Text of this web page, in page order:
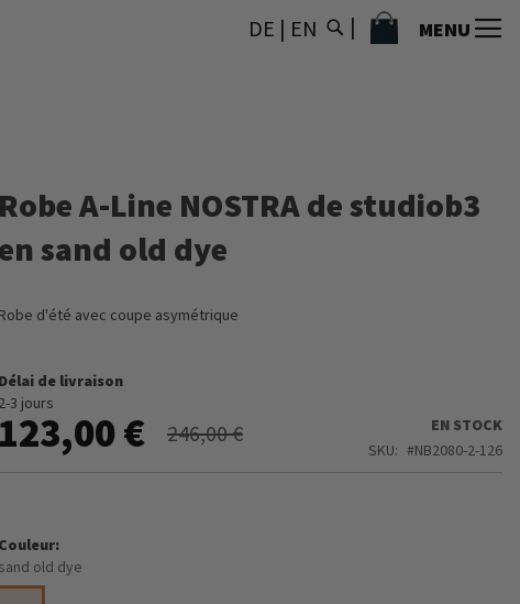
DE | EN MENU
MON PANIER
Robe A-Line NOSTRA de studiob3
sand old dye
Robe d'été avec coupe asymétrique
Délai de livraison
2-3 jours
123,00 € 246,00 €
EN STOCK
SKU
NB2080-2-126
Couleur
sand old dye